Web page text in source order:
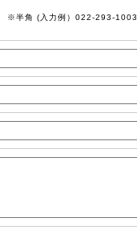
※半角 (入力例）022-293-1003